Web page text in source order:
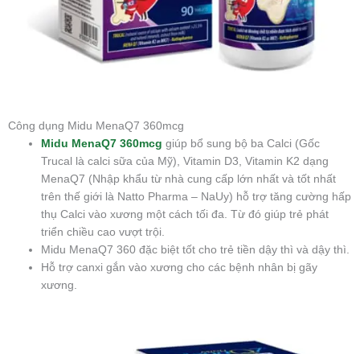
Công dụng Midu MenaQ7 360mcg
Midu MenaQ7 360mcg giúp bổ sung bộ ba Calci (Gốc
Trucal là calci sữa của Mỹ), Vitamin D3, Vitamin K2 dạng
MenaQ7 (Nhập khẩu từ nhà cung cấp lớn nhất và tốt nhất
trên thế giới là Natto Pharma – NaUy) hỗ trợ tăng cường hấp
thụ Calci vào xương một cách tối đa. Từ đó giúp trẻ phát
triển chiều cao vượt trội.
Midu MenaQ7 360 đặc biệt tốt cho trẻ tiền dậy thì và dậy thì.
Hỗ trợ canxi gắn vào xương cho các bệnh nhân bị gãy
xương.